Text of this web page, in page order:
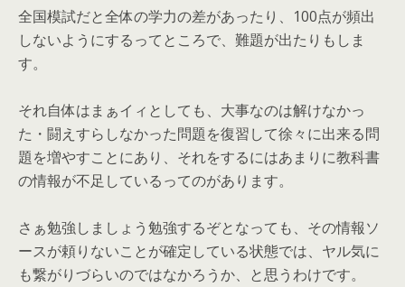
全国模試だと全体の学力の差があったり、100点が頻出
しないようにするってところで、難題が出たりもしま
す。
それ自体はまぁイィとしても、大事なのは解けなかっ
た・闘えすらしなかった問題を復習して徐々に出来る問
題を増やすことにあり、それをするにはあまりに教科書
の情報が不足しているってのがあります。
さぁ勉強しましょう勉強するぞとなっても、その情報ソ
ースが頼りないことが確定している状態では、ヤル気に
も繋がりづらいのではなかろうか、と思うわけです。